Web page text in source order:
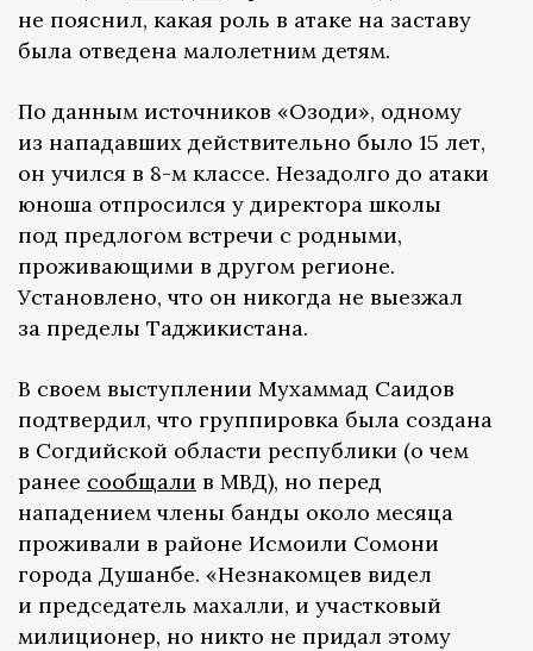
не пояснил, какая роль в атаке на заставу
была отведена малолетним детям.
По данным источников «Озоди», одному
из нападавших действительно было 15 лет,
он учился в 8-м классе. Незадолго до атаки
юноша отпросился у директора школы
под предлогом встречи с родными,
проживающими в другом регионе.
Установлено, что он никогда не выезжал
за пределы Таджикистана.
В своем выступлении Мухаммад Саидов
подтвердил, что группировка была создана
в Согдийской области республики (о чем
ранее сообщали в МВД), но перед
нападением члены банды около месяца
проживали в районе Исмоили Сомони
города Душанбе. «Незнакомцев видел
и председатель махалли, и участковый
милиционер, но никто не придал этому